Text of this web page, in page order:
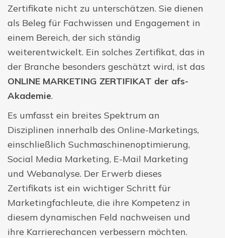
Zertifikate nicht zu unterschätzen. Sie dienen
als Beleg für Fachwissen und Engagement in
einem Bereich, der sich ständig
weiterentwickelt. Ein solches Zertifikat, das in
der Branche besonders geschätzt wird, ist das
ONLINE MARKETING ZERTIFIKAT der afs-
Akademie.
Es umfasst ein breites Spektrum an
Disziplinen innerhalb des Online-Marketings,
einschließlich Suchmaschinenoptimierung,
Social Media Marketing, E-Mail Marketing
und Webanalyse. Der Erwerb dieses
Zertifikats ist ein wichtiger Schritt für
Marketingfachleute, die ihre Kompetenz in
diesem dynamischen Feld nachweisen und
ihre Karrierechancen verbessern möchten.